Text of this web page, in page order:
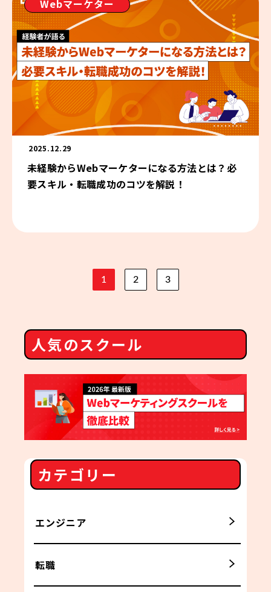
Webマーケター
2025.12.29
未経験からWebマーケターになる方法とは？必
要スキル・転職成功のコツを解説！
1 2 3
人気のスクール
カテゴリー
エンジニア
転職